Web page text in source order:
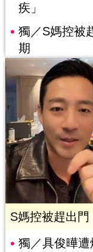
疾」
獨／S媽控被
期
S媽控被趕出
獨／具俊曄